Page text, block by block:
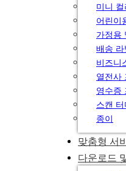
미니
어린이
가정용
배송
비즈니
열전사
영수증
스캔 터
종이
맞춤형 서
다운로드